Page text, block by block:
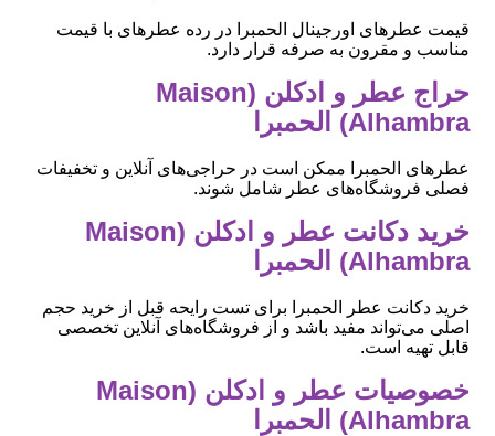
قیمت عطرهای اورجینال الحمبرا در رده عطرهای با قیمت
مناسب و مقرون به صرفه قرار دارد.
حراج عطر و ادکلن (Maison
Alhambra) الحمبرا
عطرهای الحمبرا ممکن است در حراجی‌های آنلاین و تخفیفات
فصلی فروشگاه‌های عطر شامل شوند.
خرید دکانت عطر و ادکلن (Maison
Alhambra) الحمبرا
خرید دکانت عطر الحمبرا برای تست رایحه قبل از خرید حجم
اصلی می‌تواند مفید باشد و از فروشگاه‌های آنلاین تخصصی
قابل تهیه است.
خصوصیات عطر و ادکلن (Maison
Alhambra) الحمبرا